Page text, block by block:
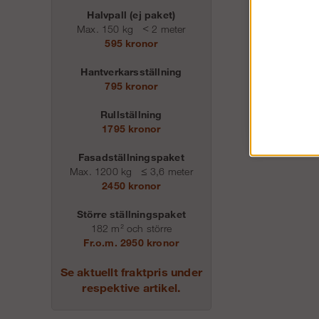
Halvpall (ej paket)
Max. 150 kg < 2 meter
595 kronor
Hantverkarsställning
795 kronor
Rullställning
1795 kronor
Fasadställningspaket
Max. 1200 kg
≤ 3,6 meter
2450 kronor
Större ställningspaket
182 m² och större
Fr.o.m. 2950 kronor
Se aktuellt fraktpris under
respektive artikel.